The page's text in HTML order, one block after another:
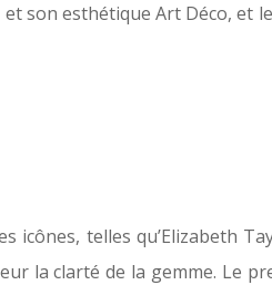
son esthétique Art Déco, et
icônes, telles qu’Elizabeth
la clarté de la gemme. Le